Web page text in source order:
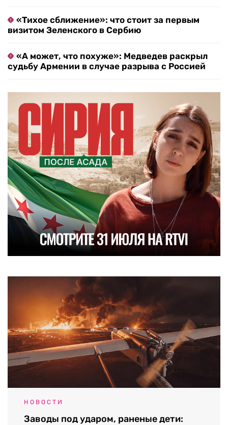
«Тихое сближение»: что стоит за первым
визитом Зеленского в Сербию
«А может, что похуже»: Медведев раскрыл
судьбу Армении в случае разрыва с Россией
НОВОСТИ
Заводы под ударом, раненые дети: